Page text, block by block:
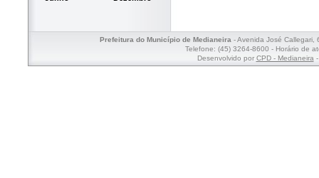
Prefeitura do Município de Medianeira- Avenida José Callegari,
Telefone: (45) 3264-8600 - Horário de
Desenvolvido por CPD - Medianeira-